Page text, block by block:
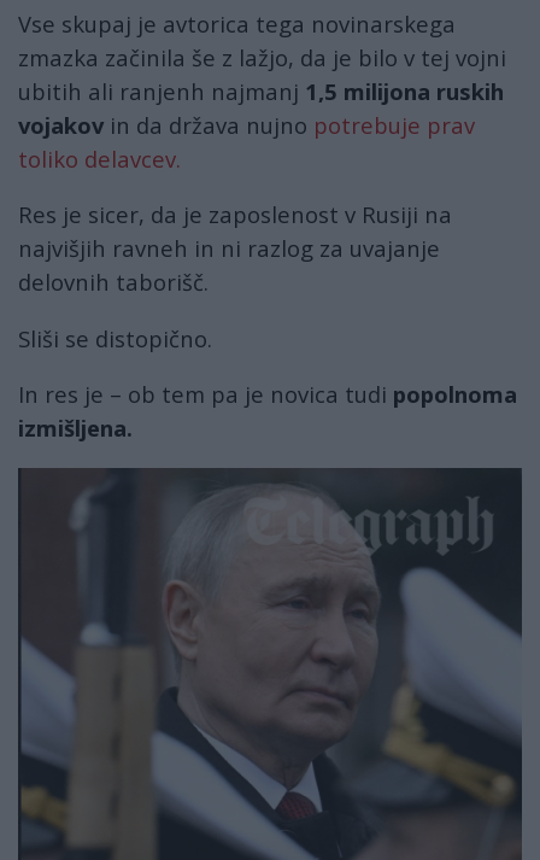
Vse skupaj je avtorica tega novinarskega
zmazka začinila še z lažjo, da je bilo v tej vojni
ubitih ali ranjenh najmanj 1,5 milijona ruskih
vojakov in da država nujno potrebuje prav
toliko delavcev.
Res je sicer, da je zaposlenost v Rusiji na
najvišjih ravneh in ni razlog za uvajanje
delovnih taborišč.
Sliši se distopično.
In res je – ob tem pa je novica tudi popolnoma
izmišljena.